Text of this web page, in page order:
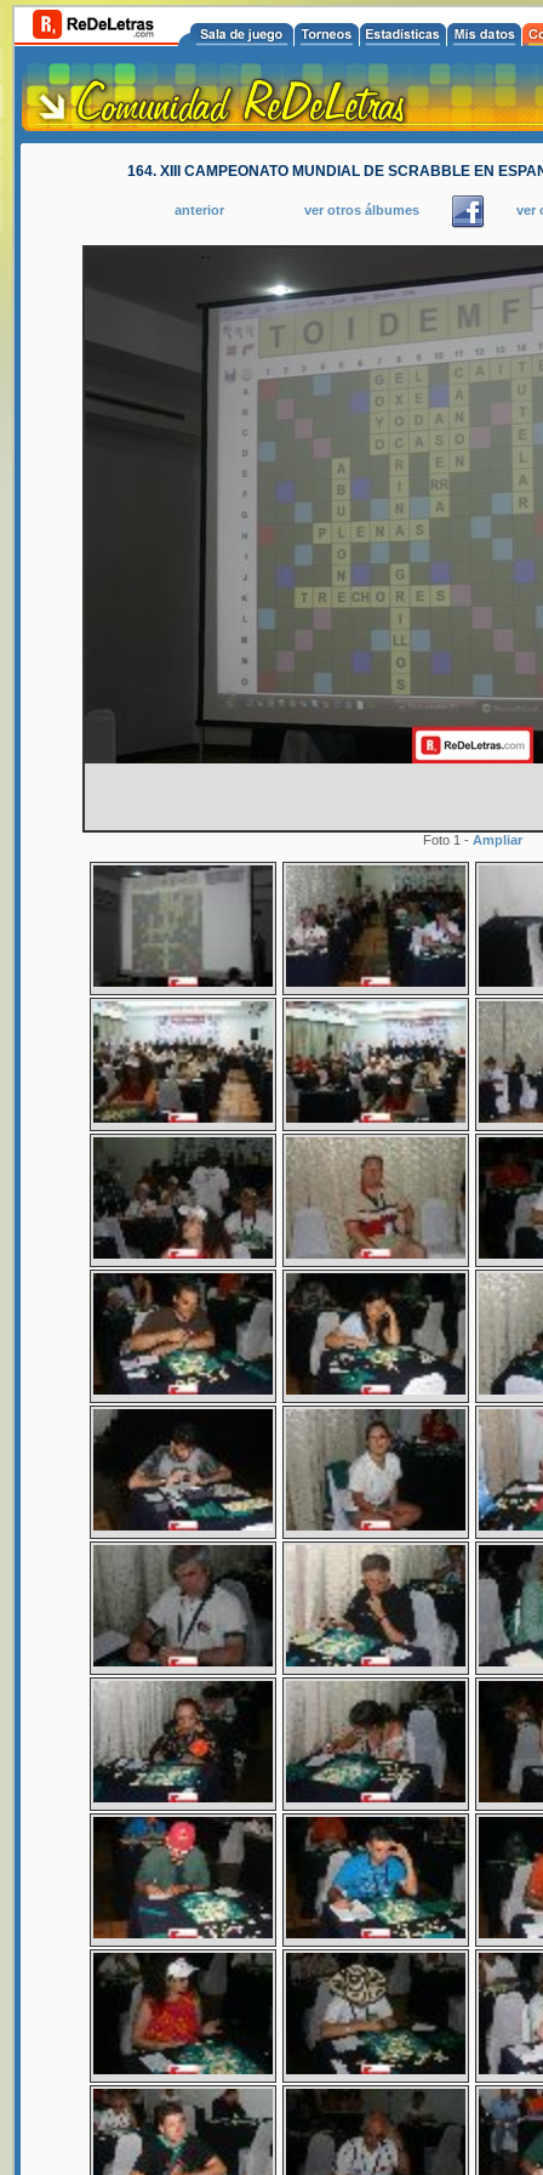
164. XIII CAMPEONATO MUNDIAL DE SCRABBLE EN
anterior ver otros álbumes ver
Foto 1 - Ampliar